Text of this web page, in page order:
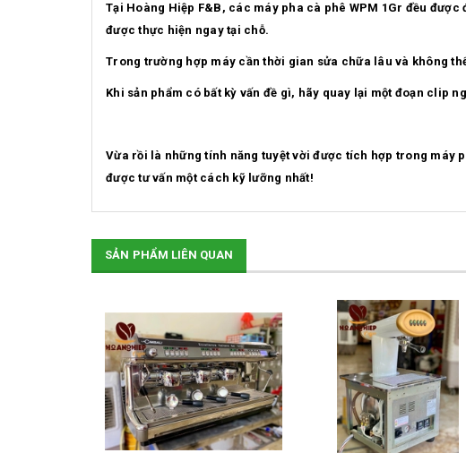
Tại Hoàng Hiệp F&B, các máy pha cà phê WPM 1Gr đều
được thực hiện ngay tại chỗ.
Trong trường hợp máy cần thời gian sửa chữa lâu và không
Khi sản phẩm có bất kỳ vấn đề gì, hãy quay lại một đoạn clip
Vừa rồi là những tính năng tuyệt vời được tích hợp trong máy
được tư vấn một cách kỹ lưỡng nhất!
SẢN PHẨM LIÊN QUAN